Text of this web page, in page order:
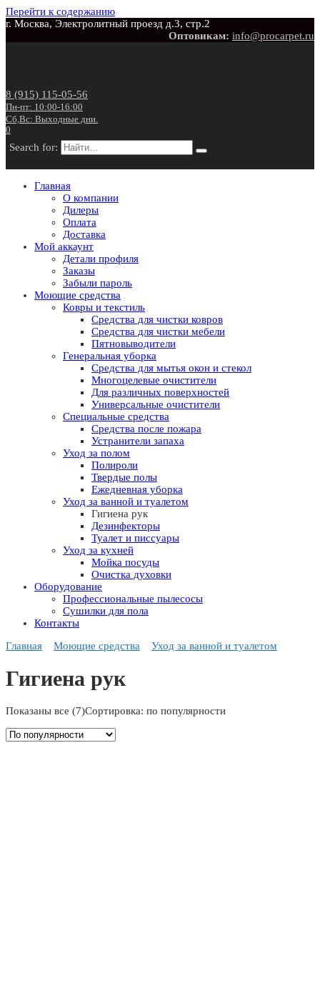
Перейти к содержанию
г. Москва, Электролитный проезд д.3, стр.2
Оптовикам: info@procarpet.ru
8 (915) 115-05-56
Пн-пт: 10:00-16:00
Сб,Вс: Выходные дни.
0
Search for:
Главная
О компании
Дилеры
Оплата
Доставка
Мой аккаунт
Детали профиля
Заказы
Забыли пароль
Моющие средства
Ковры и текстиль
Средства для чистки ковров
Средства для чистки мебели
Пятновыводители
Генеральная уборка
Средства для мытья окон и стекол
Многоцелевые очистители
Для различных поверхностей
Универсальные очистители
Специальные средства
Средства после пожара
Устранители запаха
Уход за полом
Полироли
Твердые полы
Ежедневная уборка
Уход за ванной и туалетом
Гигиена рук
Дезинфекторы
Туалет и писсуары
Уход за кухней
Мойка посуды
Очистка духовки
Оборудование
Профессиональные пылесосы
Сушилки для пола
Контакты
Главная
Моющие средства Уход за ванной и туалетом
Гигиена рук
Показаны все (7)Сортировка: по популярности